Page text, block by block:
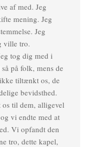
af med. Jeg
mening. Jeg
Jeg
ville tro.
tog dig med i
på folk, mens de
tiltænkt os, de
bevidsthed.
til dem, alligevel
vi endte med at
Vi opfandt den
tro, dette kapel,